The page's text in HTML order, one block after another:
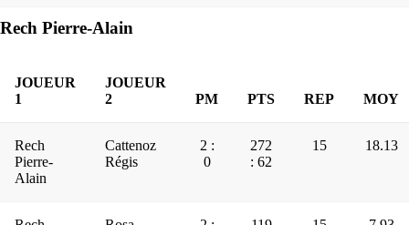
Rech Pierre-Alain
JOUEUR
1
JOUEUR
2
PM PTS REP MOY
Rech
Pierre-
Alain
Cattenoz
Régis
2 :
0
272
: 62
15 18.13